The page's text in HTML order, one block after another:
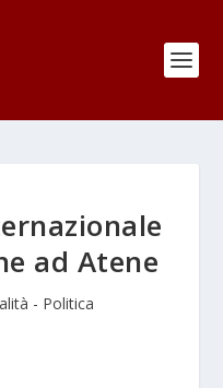
ad Atene
- Politica